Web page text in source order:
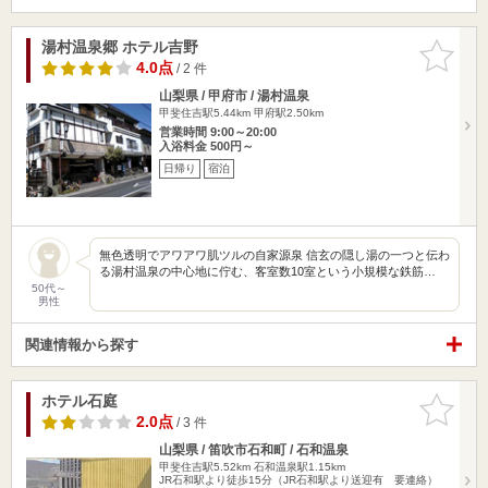
お気に入
りに追加
湯村温泉郷 ホテル吉野
4.0点/ 2 件
山梨県 / 甲府市 / 湯村温泉
甲斐住吉駅5.44km 甲府駅2.50km
営業時間 9:00～20:00
入浴料金 500円～
日帰り 宿泊
50代～
男性
無色透明でアワアワ肌ツルの自家源泉 信玄の隠し湯の一つと伝わ
る湯村温泉の中心地に佇む、客室数10室という小規模な鉄筋…
関連情報から探す
お気に入
りに追加
ホテル石庭
2.0点/ 3 件
山梨県 / 笛吹市石和町 / 石和温泉
甲斐住吉駅5.52km 石和温泉駅1.15km
JR石和駅より徒歩15分（JR石和駅より送迎有 要連絡）